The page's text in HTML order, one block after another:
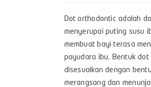
Dot orthodontic adalah
menyerupai puting susu
membuat bayi terasa
payudara ibu. Bentuk dot
disesuaikan dengan
merangsang dan